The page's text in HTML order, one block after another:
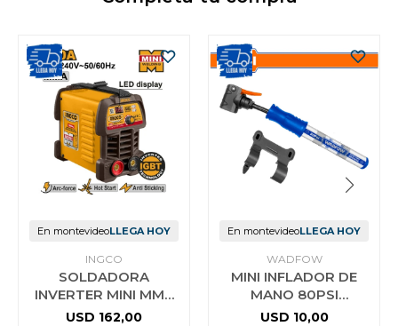
En montevideoLLEGA HOY
INGCO
SOLDADORA
INVERTER MINI MMA
180 AMP DISPLAY LED
USD 162,00
En montevideoLLEGA HOY
WADFOW
MINI INFLADOR DE
MANO 80PSI
WADFOW WPP0E02
USD 10,00